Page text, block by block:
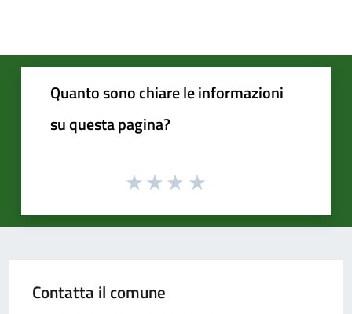
Quanto sono chiare le informazioni
su questa pagina?
Contatta il comune